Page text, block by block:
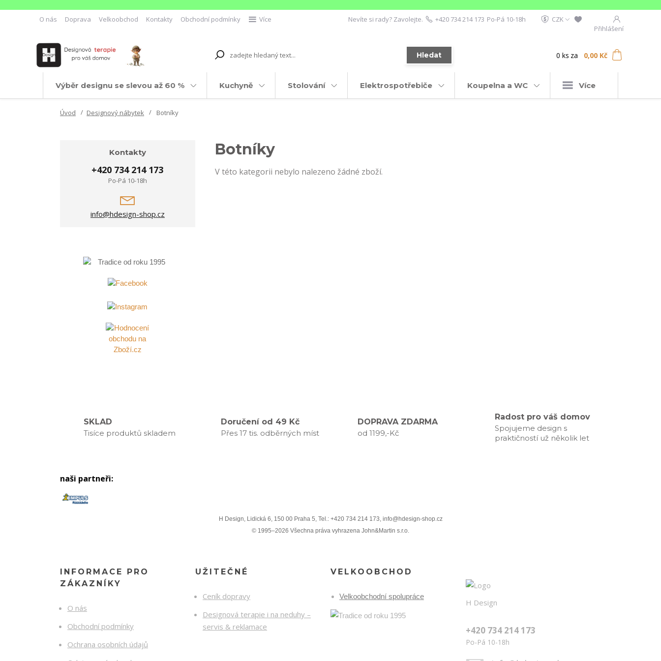
O nás Doprava Velkoobchod Kontakty Obchodní podmínky Více
CZK
Přihlášení
Hledat
Nevíte si rady? Zavolejte. +420 734 214 173 Po-Pá 10-18h
0 ks za 0,00 Kč
Výběr designu se slevou až 60 % Kuchyně Stolování Elektrospotřebiče Koupelna a WC Více
Úvod Designový nábytek Botníky
Botníky
V této kategorii nebylo nalezeno žádné zboží.
Kontakty
+420 734 214 173
Po-Pá 10-18h
info@hdesign-shop.cz
SKLAD
Tisíce produktů skladem
Doručení od 49 Kč
Přes 17 tis. odběrných míst
DOPRAVA ZDARMA
od 1199,-Kč
Radost pro váš domov
Spojujeme design s
praktičností už několik let
naši partneři:
H Design, Lidická 6, 150 00 Praha 5, Tel.: +420 734 214 173, info@hdesign-shop.cz
© 1995–2026 Všechna práva vyhrazena John&Martin s.r.o.
INFORMACE PRO
ZÁKAZNÍKY
O nás
Obchodní podmínky
Ochrana osobních údajů
UŽITEČNÉ
Ceník dopravy
Designová terapie i na neduhy –
servis & reklamace
VELKOOBCHOD
Velkoobchodní spolupráce
H Design
+420 734 214 173
Po-Pá 10-18h